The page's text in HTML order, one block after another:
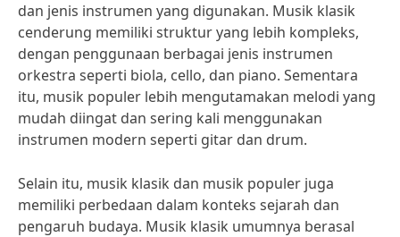
dan jenis instrumen yang digunakan. Musik klasik
cenderung memiliki struktur yang lebih kompleks,
dengan penggunaan berbagai jenis instrumen
orkestra seperti biola, cello, dan piano. Sementara
itu, musik populer lebih mengutamakan melodi yang
mudah diingat dan sering kali menggunakan
instrumen modern seperti gitar dan drum.
Selain itu, musik klasik dan musik populer juga
memiliki perbedaan dalam konteks sejarah dan
pengaruh budaya. Musik klasik umumnya berasal